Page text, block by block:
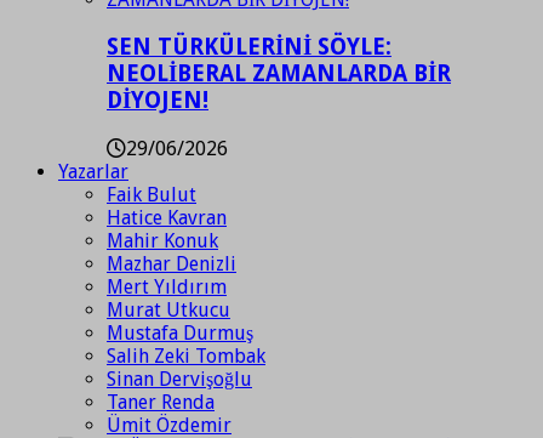
SEN TÜRKÜLERİNİ SÖYLE:
NEOLİBERAL ZAMANLARDA BİR
DİYOJEN!
29/06/2026
Yazarlar
Faik Bulut
Hatice Kavran
Mahir Konuk
Mazhar Denizli
Mert Yıldırım
Murat Utkucu
Mustafa Durmuş
Salih Zeki Tombak
Sinan Dervişoğlu
Taner Renda
Ümit Özdemir